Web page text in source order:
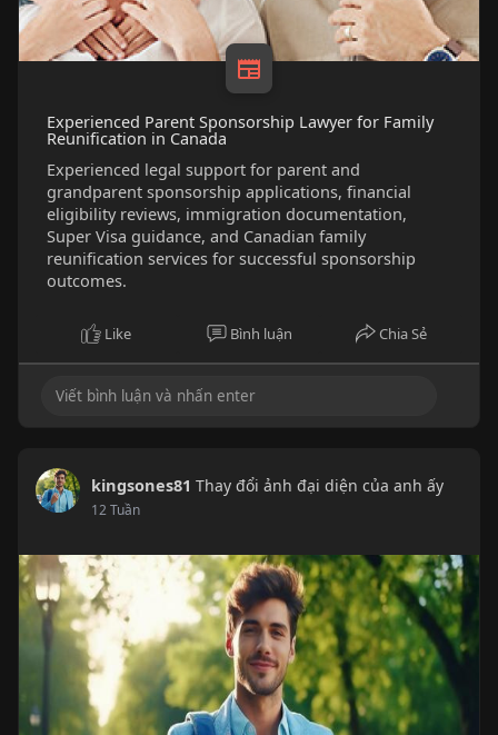
Experienced Parent Sponsorship Lawyer for Family
Reunification in Canada
Experienced legal support for parent and
grandparent sponsorship applications, financial
eligibility reviews, immigration documentation,
Super Visa guidance, and Canadian family
reunification services for successful sponsorship
outcomes.
Like Bình luận Chia Sẻ
kingsones81 Thay đổi ảnh đại diện của anh ấy
12 Tuần